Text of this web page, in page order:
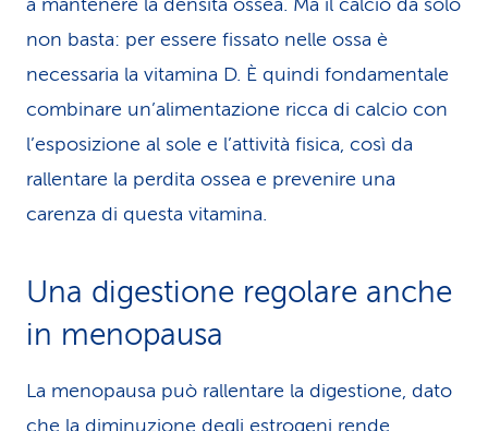
a mantenere la densità ossea. Ma il calcio da solo
non basta: per essere fissato nelle ossa è
necessaria la vitamina D. È quindi fondamentale
combinare un’alimentazione ricca di calcio con
l’esposizione al sole e l’attività fisica, così da
rallentare la perdita ossea e prevenire una
carenza di questa vitamina.
Una digestione regolare anche
in menopausa
La menopausa può rallentare la digestione, dato
che la diminuzione degli estrogeni rende